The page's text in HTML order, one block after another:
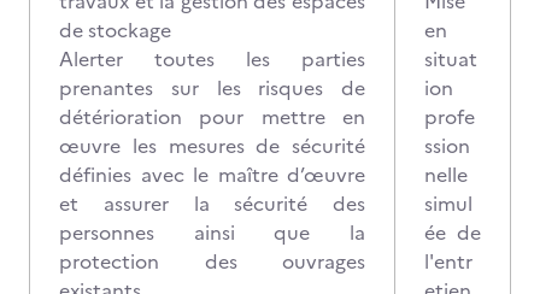
de stockage
Alerter toutes les parties
prenantes sur les risques de
détérioration pour mettre en
œuvre les mesures de sécurité
définies avec le maître d’œuvre
et assurer la sécurité des
personnes ainsi que la
protection des ouvrages
en
situat
ion
profe
ssion
nelle
simul
ée de
l'entr